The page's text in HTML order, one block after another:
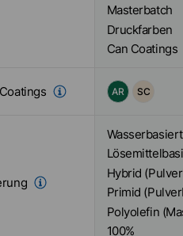
Masterbatch
Druckfarben
Can Coatings
AR SC
Wasserbasiert
Hybrid
Primid
Polyolefin
100%